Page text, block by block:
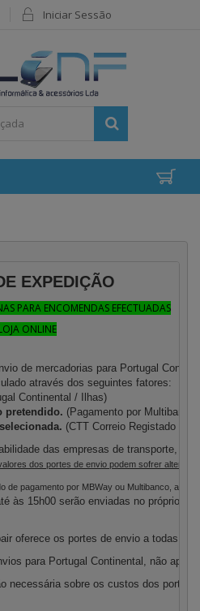
Iniciar Sessão
EXPEDIÇÃO
PARA ENCOMENDAS EFECTUADAS
ONLINE
de mercadorias para Portugal
através dos seguintes fatores:
Continental / Ilhas)
pretendido. (Pagamento por
(CTT Correio Registado /
das empresas de transporte,
dos portes de envio podem sofrer
de pagamento por MBWay ou Multibanco, a
às 15h00 serão enviadas no próprio
oferece os portes de envio a todas
para Portugal Continental, não
necessária sobre os custos dos